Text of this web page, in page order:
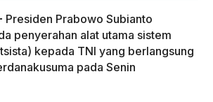
Presiden Prabowo Subianto
penyerahan alat utama sistem
kepada TNI yang berlangsung
pada Senin